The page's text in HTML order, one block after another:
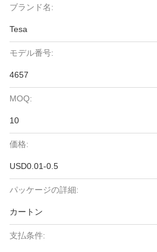
ブランド名:
Tesa
モデル番号:
4657
MOQ:
10
価格:
USD0.01-0.5
パッケージの詳細:
カートン
支払条件: